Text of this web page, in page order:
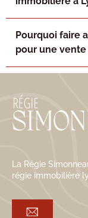
Pourquoi faire
pour une
La Régie
régie immobilière